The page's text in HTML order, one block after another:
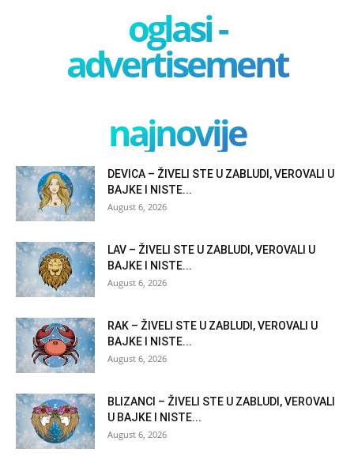
oglasi -
advertisement
najnovije
DEVICA – ŽIVELI STE U ZABLUDI, VEROVALI U
BAJKE I NISTE...
August 6, 2026
LAV – ŽIVELI STE U ZABLUDI, VEROVALI U
BAJKE I NISTE...
August 6, 2026
RAK – ŽIVELI STE U ZABLUDI, VEROVALI U
BAJKE I NISTE...
August 6, 2026
BLIZANCI – ŽIVELI STE U ZABLUDI, VEROVALI
U BAJKE I NISTE...
August 6, 2026